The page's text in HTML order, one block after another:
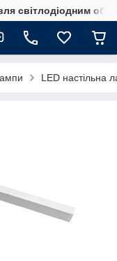
свiтлодiодним
LED настільна